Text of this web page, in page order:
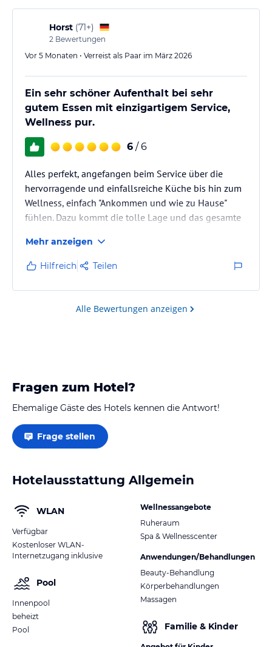
Horst (71+)
2 Bewertungen
Vor 5 Monaten • Verreist als Paar im März 2026
Ein sehr schöner Aufenthalt bei sehr
gutem Essen mit einzigartigem Service,
Wellness pur.
6 / 6
Alles perfekt, angefangen beim Service über die
hervorragende und einfallsreiche Küche bis hin zum
Wellness, einfach "Ankommen und wie zu Hause"
fühlen. Dazu kommt die tolle Lage und das gesamte
Mehr anzeigen
Hilfreich Teilen
Alle Bewertungen anzeigen
Fragen zum Hotel?
Ehemalige Gäste des Hotels kennen die Antwort!
Frage stellen
Hotelausstattung Allgemein
WLAN
Verfügbar
Kostenloser WLAN-
Internetzugang inklusive
Pool
Innenpool
beheizt
Pool
Wellnessangebote
Ruheraum
Spa & Wellnesscenter
Anwendungen/Behandlungen
Beauty-Behandlung
Körperbehandlungen
Massagen
Familie & Kinder